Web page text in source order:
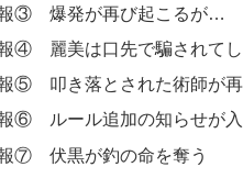
③ 爆発が再び起こるが…
④ 麗美は口先で騙されて
⑤ 叩き落とされた術師が
⑥ ルール追加の知らせが
⑦ 伏黒が釣の命を奪う